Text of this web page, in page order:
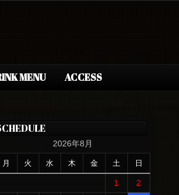
MENU ACCESS
2026年8月
月 火 水 木 金 土 日
1
2